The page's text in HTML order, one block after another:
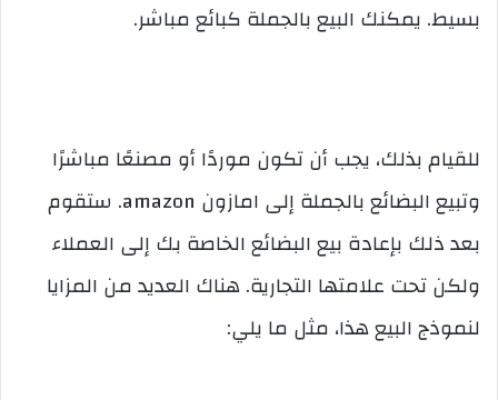
بسيط. يمكنك البيع بالجملة كبائع مباشر.
للقيام بذلك، يجب أن تكون موردًا أو مصنعًا مباشرًا
وتبيع البضائع بالجملة إلى امازون amazon. ستقوم
بعد ذلك بإعادة بيع البضائع الخاصة بك إلى العملاء
ولكن تحت علامتها التجارية. هناك العديد من المزايا
لنموذج البيع هذا، مثل ما يلي: